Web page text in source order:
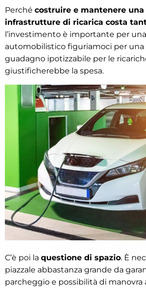
Perché costruire e mantenere
infrastrutture di ricarica costa
l’investimento è importante per
automobilistico figuriamoci per una
guadagno ipotizzabile per le
giustificherebbe la spesa.
C’è poi la questione di spazio. È
piazzale abbastanza grande da
parcheggio e possibilità di manovra